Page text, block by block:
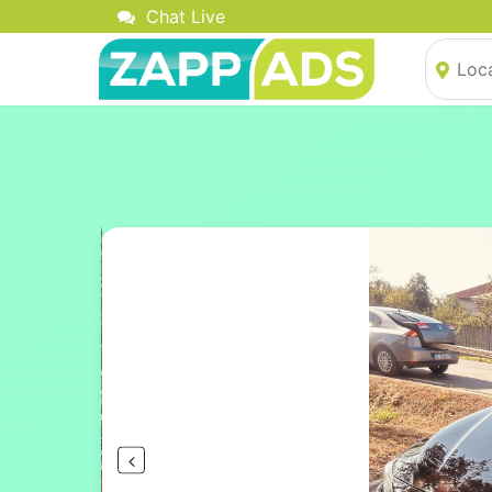
Chat Live